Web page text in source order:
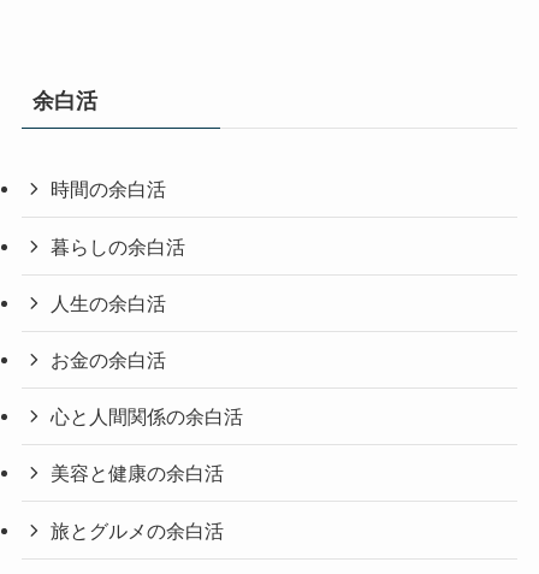
余白活
時間の余白活
暮らしの余白活
人生の余白活
お金の余白活
心と人間関係の余白活
美容と健康の余白活
旅とグルメの余白活